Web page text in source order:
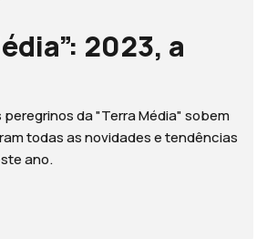
2023, a
da "Terra Média" sobem
todas as novidades e tendências
ano.